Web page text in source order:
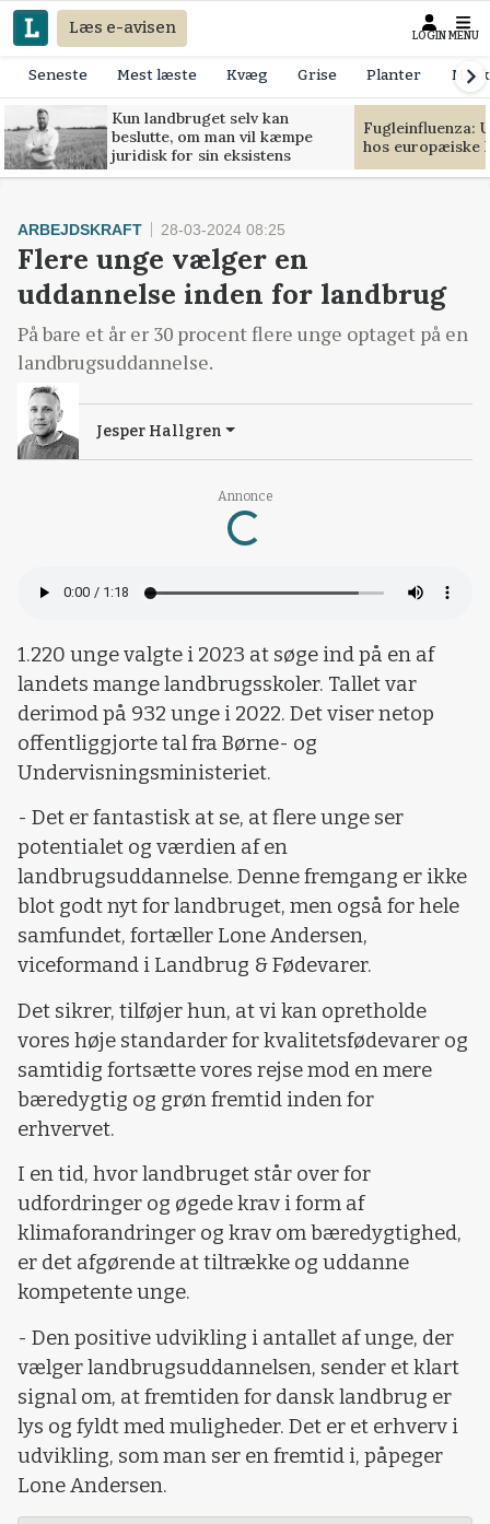
Læs e-avisen LOGIN MENU
Seneste Mest læste Kvæg Grise Planter
Kun landbruget selv kan
beslutte, om man vil kæmpe
juridisk for sin eksistens
Fugleinfluenza:
hos europæiske
Annonce
Loading...
ARBEJDSKRAFT 28-03-2024 08:25
Flere unge vælger en
uddannelse inden for landbrug
På bare et år er 30 procent flere unge optaget på en
landbrugsuddannelse.
Jesper Hallgren
1.220 unge valgte i 2023 at søge ind på en af
landets mange landbrugsskoler. Tallet var
derimod på 932 unge i 2022. Det viser netop
offentliggjorte tal fra Børne- og
Undervisningsministeriet.
- Det er fantastisk at se, at flere unge ser
potentialet og værdien af en
landbrugsuddannelse. Denne fremgang er ikke
blot godt nyt for landbruget, men også for hele
samfundet, fortæller Lone Andersen,
viceformand i Landbrug & Fødevarer.
Det sikrer, tilføjer hun, at vi kan opretholde
vores høje standarder for kvalitetsfødevarer og
samtidig fortsætte vores rejse mod en mere
bæredygtig og grøn fremtid inden for
erhvervet.
I en tid, hvor landbruget står over for
udfordringer og øgede krav i form af
klimaforandringer og krav om bæredygtighed,
er det afgørende at tiltrække og uddanne
kompetente unge.
- Den positive udvikling i antallet af unge, der
vælger landbrugsuddannelsen, sender et klart
signal om, at fremtiden for dansk landbrug er
lys og fyldt med muligheder. Det er et erhverv i
udvikling, som man ser en fremtid i, påpeger
Lone Andersen.